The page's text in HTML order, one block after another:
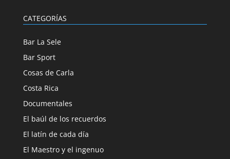
CATEGORÍAS
Bar La Sele
Bar Sport
Cosas de Carla
Costa Rica
Documentales
El baúl de los recuerdos
El latín de cada día
El Maestro y el ingenuo